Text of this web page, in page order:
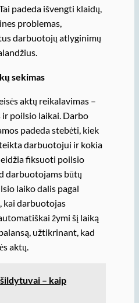
padeda išvengti klaidų,
problemas,
darbuotojų atlyginimų
sekimas
aktų reikalavimas –
poilsio laikai. Darbo
padeda stebėti, kiek
darbuotojui ir kokia
fiksuoti poilsio
darbuotojams būtų
laiko dalis pagal
kai darbuotojas
žymi šį laiką
užtikrinant, kad
aktų.
– kaip